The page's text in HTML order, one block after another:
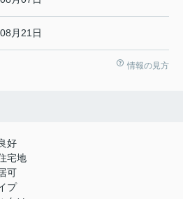
月21日
情報の見方
好
宅地
可
プ